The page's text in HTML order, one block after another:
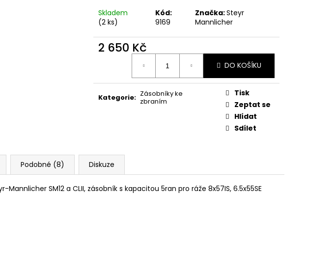
Skladem
(2 ks)
Kód:
9169
Značka:Steyr
Mannlicher
2 650 Kč
DO KOŠÍKU
Kategorie: Zásobníky ke
zbraním
Tisk
Zeptat se
Hlídat
Sdílet
Podobné (8) Diskuze
SM12 a CLII, zásobník s kapacitou 5ran pro ráže 8x57IS, 6.5x55SE
NŮŽ ZAVÍRACÍ MAUSER